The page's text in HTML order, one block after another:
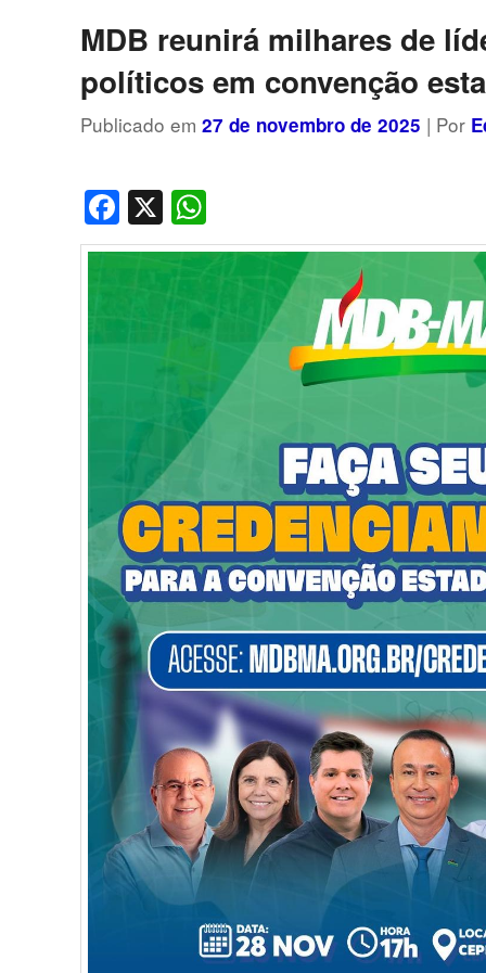
MDB reunirá milhares de
políticos em convenção
Publicado em27 de novembro de 2025 | Por
Facebook
X